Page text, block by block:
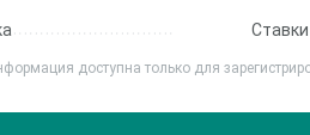
Ставки
доступна только для